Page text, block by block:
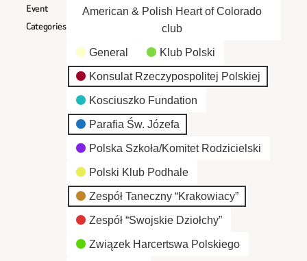
Event
Categories
American & Polish Heart of Colorado
club
General Klub Polski
Konsulat Rzeczypospolitej Polskiej
Kosciuszko Fundation
Parafia Św. Józefa
Polska Szkoła/Komitet Rodzicielski
Polski Klub Podhale
Zespół Taneczny “Krakowiacy”
Zespół “Swojskie Dziołchy”
Związek Harcertswa Polskiego